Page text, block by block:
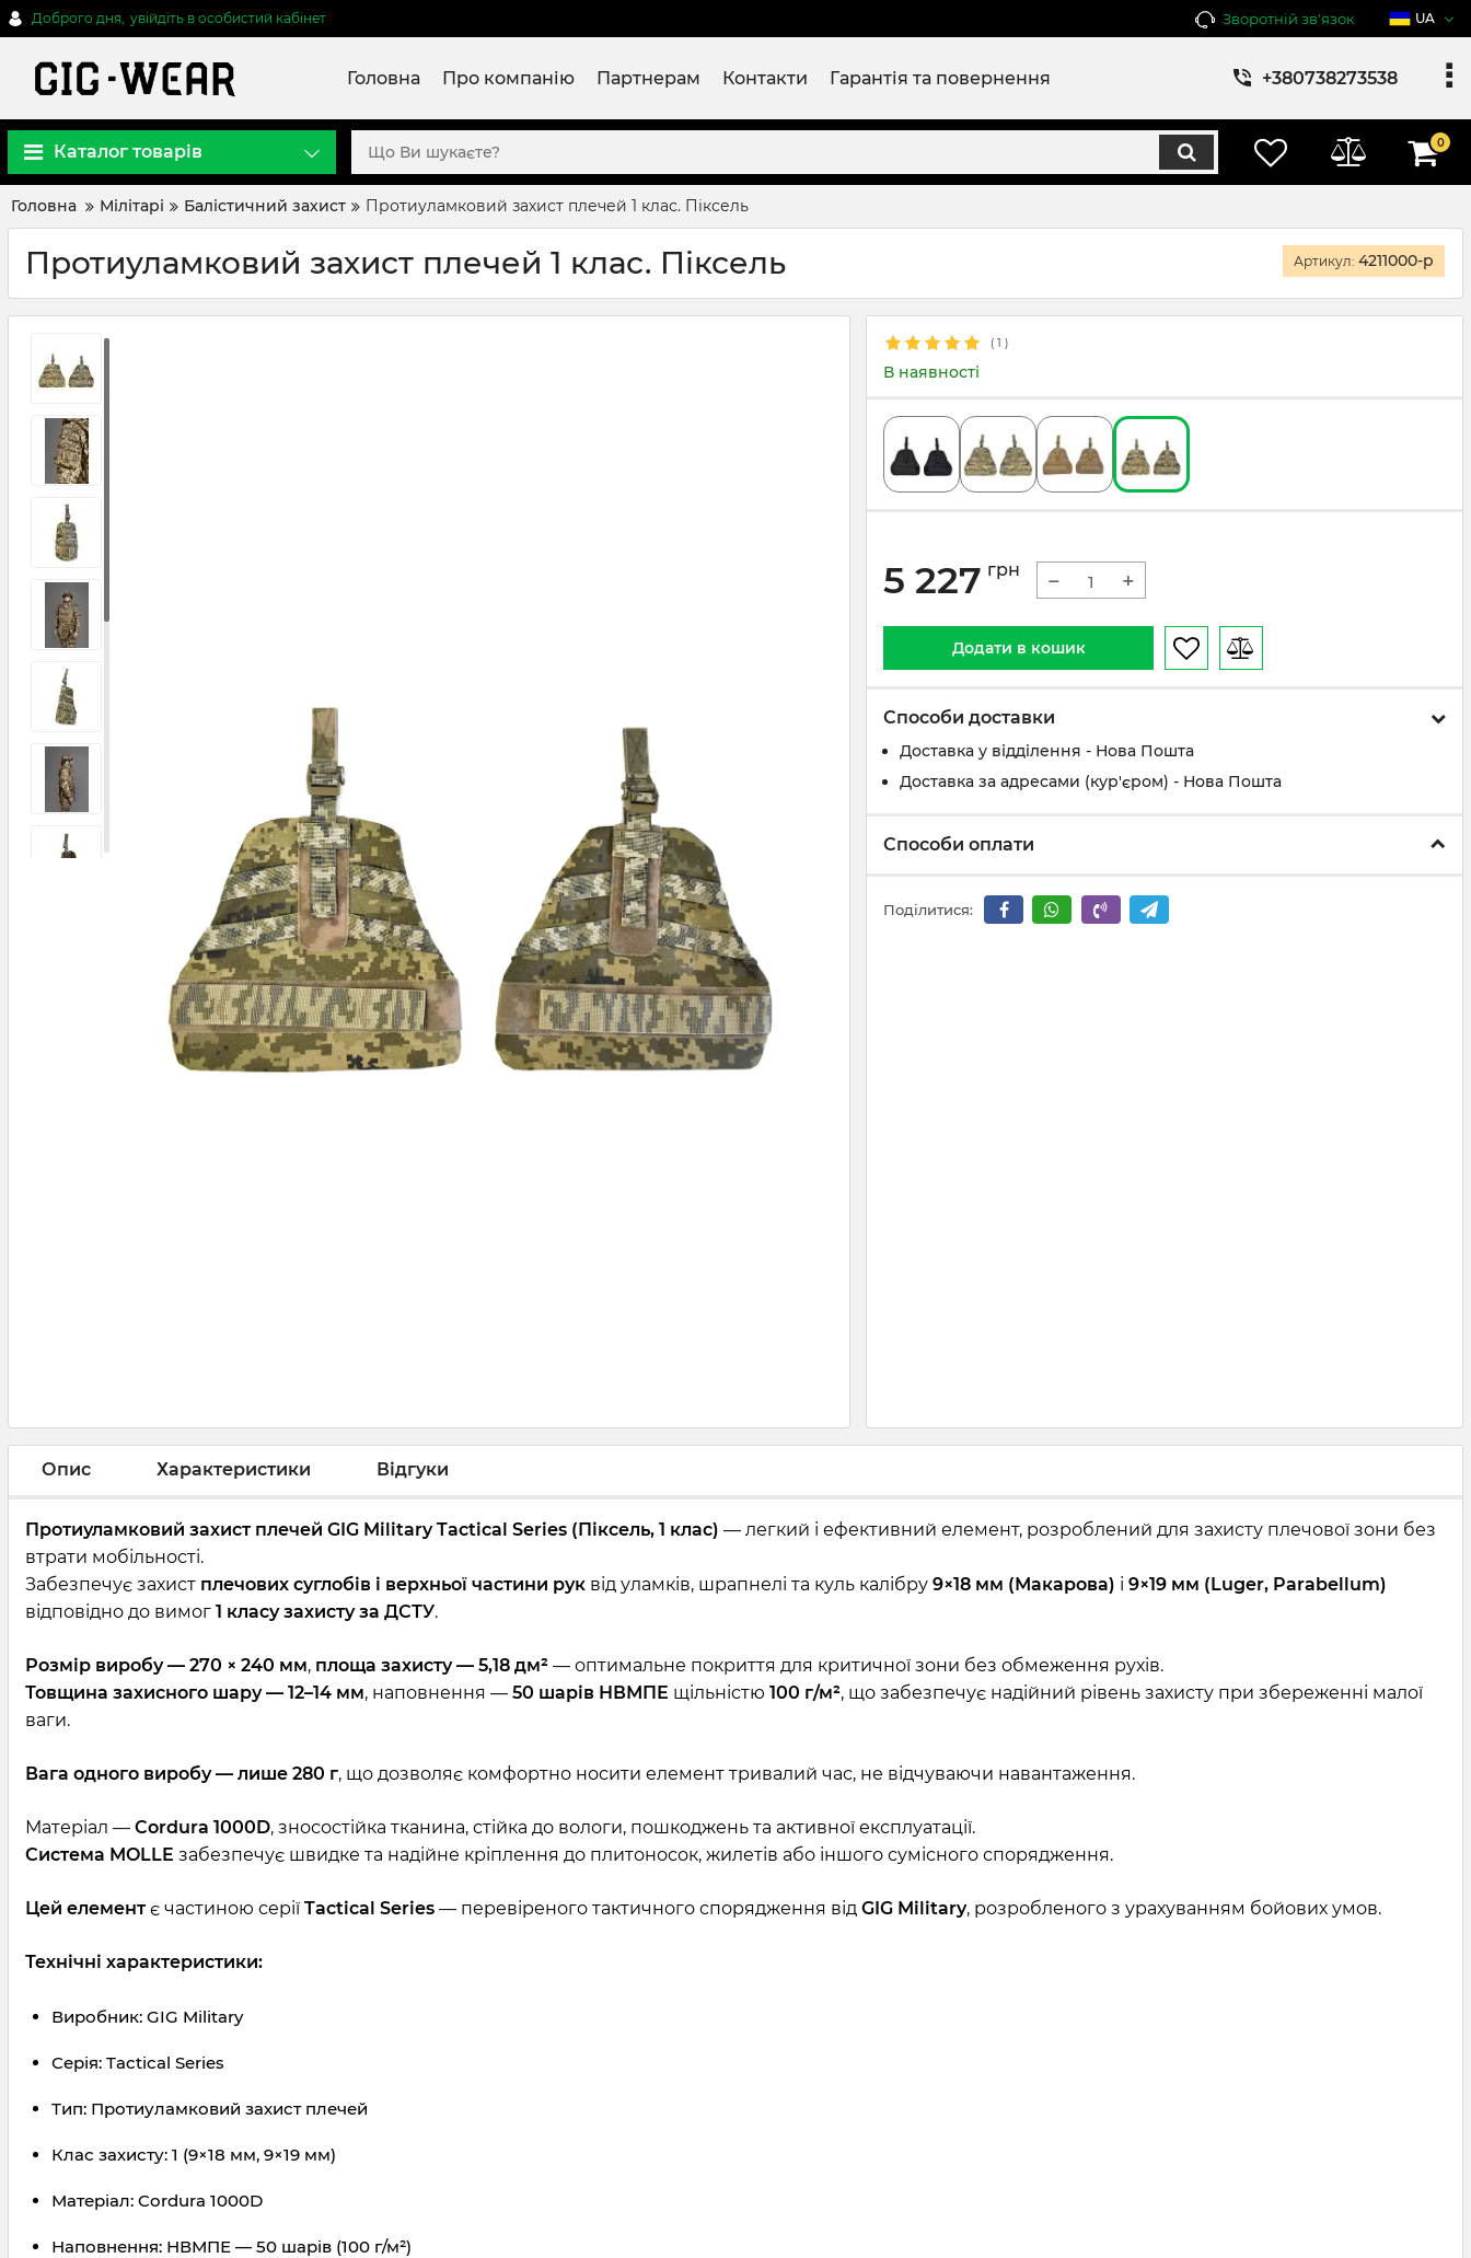
Доброго дня, увійдіть в особистий кабінет Зворотній зв'язок UA
Головна Про компанію Партнерам Контакти Гарантія та повернення +380738273538
Каталог товарів 0
Головна Мілітарі Балістичний захист Протиуламковий захист плечей 1 клас. Піксель
Протиуламковий захист плечей 1 клас. Піксель Артикул: 4211000-p
( 1 )
В наявності
5 227 грн − +
Додати в кошик
Способи доставки
Доставка у відділення - Нова Пошта
Доставка за адресами (кур'єром) - Нова Пошта
Способи оплати
Поділитися:
Опис Характеристики Відгуки
Протиуламковий захист плечей GIG Military Tactical Series (Піксель, 1 клас) — легкий і ефективний елемент, розроблений для захисту плечової зони без
втрати мобільності.
Забезпечує захист плечових суглобів і верхньої частини рук від уламків, шрапнелі та куль калібру 9×18 мм (Макарова) і 9×19 мм (Luger, Parabellum)
відповідно до вимог 1 класу захисту за ДСТУ.
Розмір виробу — 270 × 240 мм, площа захисту — 5,18 дм² — оптимальне покриття для критичної зони без обмеження рухів.
Товщина захисного шару — 12–14 мм, наповнення — 50 шарів НВМПЕ щільністю 100 г/м², що забезпечує надійний рівень захисту при збереженні малої
ваги.
Вага одного виробу — лише 280 г, що дозволяє комфортно носити елемент тривалий час, не відчуваючи навантаження.
Матеріал — Cordura 1000D, зносостійка тканина, стійка до вологи, пошкоджень та активної експлуатації.
Система MOLLE забезпечує швидке та надійне кріплення до плитоносок, жилетів або іншого сумісного спорядження.
Цей елементє частиною серії Tactical Series — перевіреного тактичного спорядження від GIG Military, розробленого з урахуванням бойових умов.
Технічні характеристики:
Виробник: GIG Military
Серія: Tactical Series
Тип: Протиуламковий захист плечей
Клас захисту: 1 (9×18 мм, 9×19 мм)
Матеріал: Cordura 1000D
Наповнення: НВМПЕ — 50 шарів (100 г/м²)